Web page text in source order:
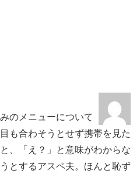
のメニューについて
も合わそうとせず携帯を見た
、「え？」と意味がわからな
とするアスペ夫。ほんと恥ず